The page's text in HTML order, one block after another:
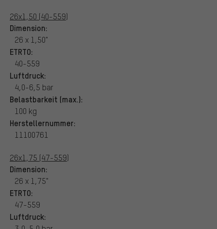
26x1,50 (40-559)
Dimension:
26 x 1,50"
ETRTO:
40-559
Luftdruck:
4,0-6,5 bar
Belastbarkeit (max.):
100 kg
Herstellernummer:
11100761
26x1,75 (47-559)
Dimension:
26 x 1,75"
ETRTO:
47-559
Luftdruck: